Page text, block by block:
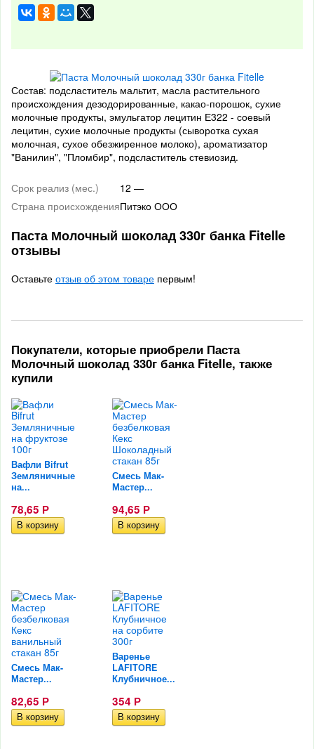
Состав: подсластитель мальтит, масла растительного
происхождения дезодорированные, какао-порошок, сухие
молочные продукты, эмульгатор лецитин Е322 - соевый
лецитин, сухие молочные продукты (сыворотка сухая
молочная, сухое обезжиренное молоко), ароматизатор
"Ванилин", "Пломбир", подсластитель стевиозид.
Срок реализ (мес.)
12 —
Страна происхожденияПитэко ООО
Паста Молочный шоколад 330г банка Fitelle
отзывы
Оставьте отзыв об этом товаре первым!
Покупатели, которые приобрели Паста
Молочный шоколад 330г банка Fitelle, также
купили
Вафли Bifrut
Земляничные
на...
78,65 Р
Смесь Мак-
Мастер...
94,65 Р
Смесь Мак-
Мастер...
82,65 Р
Варенье
LAFITORE
Клубничное...
354 Р